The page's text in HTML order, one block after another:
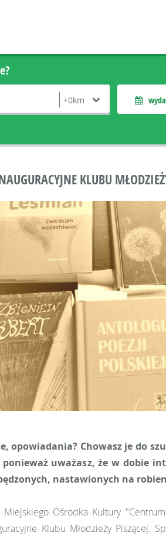
KLUBU
opowiadania? Chowasz je do
uważasz, że w dobie
nastawionych na
Miejskiego Ośrodka Kultury
Klubu Młodzieży Piszącej.